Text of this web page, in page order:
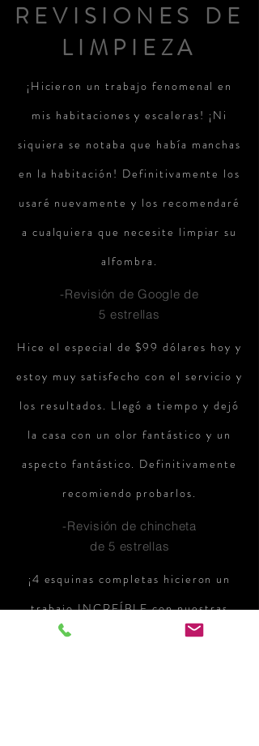
REVISIONES DE
LIMPIEZA
¡Hicieron un trabajo fenomenal en
mis habitaciones y escaleras! ¡Ni
siquiera se notaba que había manchas
en la habitación! Definitivamente los
usaré nuevamente y los recomendaré
a cualquiera que necesite limpiar su
alfombra.
-Revisión de Google de
5 estrellas
Hice el especial de $99 dólares hoy y
estoy muy satisfecho con el servicio y
los resultados. Llegó a tiempo y dejó
la casa con un olor fantástico y un
aspecto fantástico. Definitivamente
recomiendo probarlos.
-Revisión de chincheta
de 5 estrellas
¡4 esquinas completas hicieron un
trabajo INCREÍBLE con nuestras
alfombras! Estoy muy impresionada